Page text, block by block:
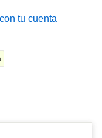
tu cuenta